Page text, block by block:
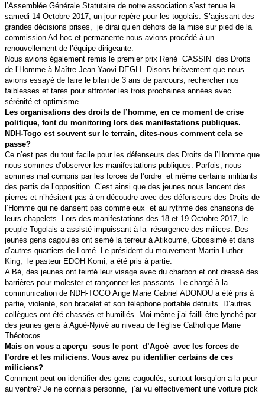
l’Assemblée Générale Statutaire de notre association s’est tenue le
samedi 14 Octobre 2017, un jour repère pour les togolais. S’agissant des
grandes décisions prises, je dirai qu’en dehors de la mise sur pied de la
commission Ad hoc et permanente nous avions procédé à un
renouvellement de l’équipe dirigeante.
Nous avions également remis le premier prix René CASSIN des Droits
de l’Homme à Maître Jean Yaovi DEGLI. Disons brièvement que nous
avions essayé de faire le bilan de 3 ans de parcours, rechercher nos
faiblesses et tares pour affronter les trois prochaines années avec
sérénité et optimisme
Les organisations des droits de l’homme, en ce moment de crise
politique, font du monitoring lors des manifestations publiques.
NDH-Togo est souvent sur le terrain, dites-nous comment cela se
passe?
Ce n’est pas du tout facile pour les défenseurs des Droits de l’Homme que
nous sommes d’observer les manifestations publiques. Parfois, nous
sommes mal compris par les forces de l’ordre et même certains militants
des partis de l’opposition. C’est ainsi que des jeunes nous lancent des
pierres et n’hésitent pas à en découdre avec des défenseurs des Droits de
l’Homme qui ne dansent pas comme eux et au rythme des chansons de
leurs chapelets. Lors des manifestations des 18 et 19 Octobre 2017, le
peuple Togolais a assisté impuissant à la résurgence des milices. Des
jeunes gens cagoulés ont semé la terreur à Atikoumé, Gbossimé et dans
d’autres quartiers de Lomé .Le président du mouvement Martin Luther
King, le pasteur EDOH Komi, a été pris à partie.
A Bè, des jeunes ont teinté leur visage avec du charbon et ont dressé des
barrières pour molester et rançonner les passants. Le chargé à la
communication de NDH-TOGO Ange Marie Gabriel ADONOU a été pris à
partie, violenté, son bracelet et son téléphone portable détruits. D’autres
collègues ont été chassés et humiliés. Moi-même j’ai failli être lynché par
des jeunes gens à Agoè-Nyivé au niveau de l’église Catholique Marie
Théotocos.
Mais on vous a aperçu sous le pont d’Agoè avec les forces de
l’ordre et les miliciens. Vous avez pu identifier certains de ces
miliciens?
Comment peut-on identifier des gens cagoulés, surtout lorsqu’on a la peur
au ventre? Je ne connais personne, j’ai vu effectivement une voiture pick